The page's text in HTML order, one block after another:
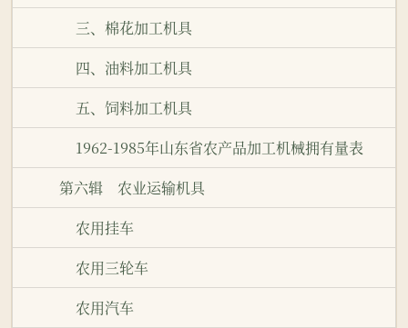
三、棉花加工机具
四、油料加工机具
五、饲料加工机具
1962-1985年山东省农产品加工机械拥有量表
第六辑 农业运输机具
农用挂车
农用三轮车
农用汽车